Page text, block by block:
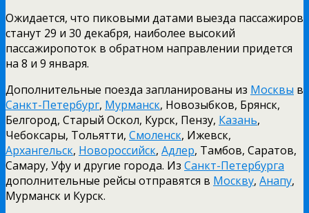
Ожидается, что пиковыми датами выезда пассажиров
станут 29 и 30 декабря, наиболее высокий
пассажиропоток в обратном направлении придется
на 8 и 9 января.
Дополнительные поезда запланированы из Москвы в
Санкт-Петербург, Мурманск, Новозыбков, Брянск,
Белгород, Старый Оскол, Курск, Пензу, Казань,
Чебоксары, Тольятти, Смоленск, Ижевск,
Архангельск, Новороссийск, Адлер, Тамбов, Саратов,
Самару, Уфу и другие города. Из Санкт-Петербурга
дополнительные рейсы отправятся в Москву, Анапу,
Мурманск и Курск.